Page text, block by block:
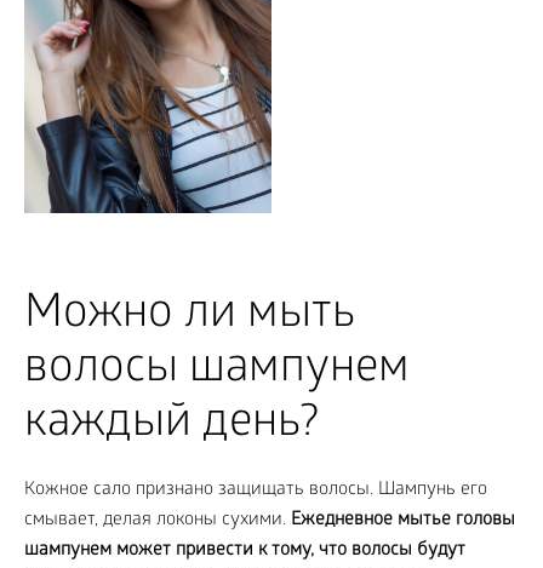
Можно ли мыть
волосы шампунем
каждый день?
Кожное сало признано защищать волосы. Шампунь его
смывает, делая локоны сухими. Ежедневное мытье головы
шампунем может привести к тому, что волосы будут